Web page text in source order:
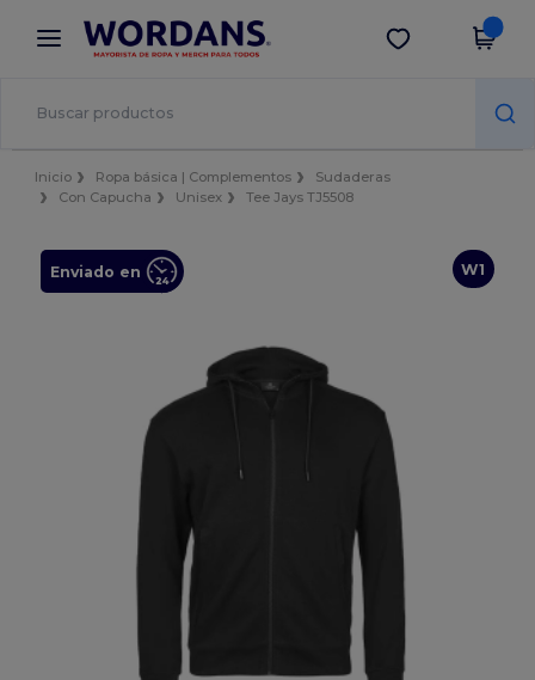
× App de Wordans
¡Mejores precios en app!
Descargar app
Inicio Ropa básica | Complementos
Sudaderas
Con Capucha
Unisex Tee Jays TJ5508
W1
Enviado en